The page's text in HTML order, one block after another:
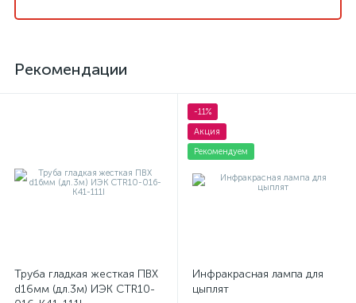
Рекомендации
Труба гладкая жесткая ПВХ
d16мм (дл.3м) ИЭК CTR10-
-11%
Акция
Рекомендуем
Инфракрасная лампа для
цыплят